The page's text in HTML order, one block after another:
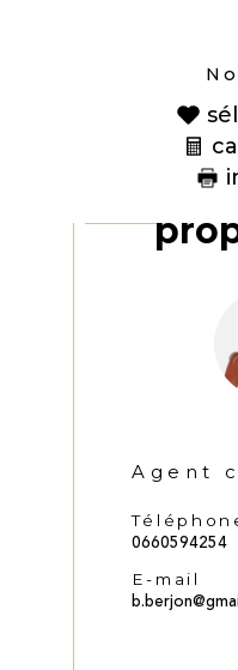
Ce
Agent
0660594254
E-mail